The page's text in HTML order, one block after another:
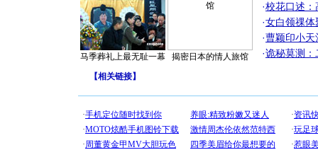
马季葬礼上最无耻一幕 揭密日本的情人旅馆
·校花口述：
·女白领祼体
·曹颖印小天
·诡秘莫测：
【相关链接】